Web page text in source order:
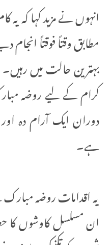
انہوں نے مزید کہا کہ
مطابق وقتاً فوقتاً انجام
بہترین حالت میں
کرام کے لیے روضہ
دوران ایک آرام دہ
ہے۔
یہ اقدامات روضہ
ان مسلسل کاوشوں کا